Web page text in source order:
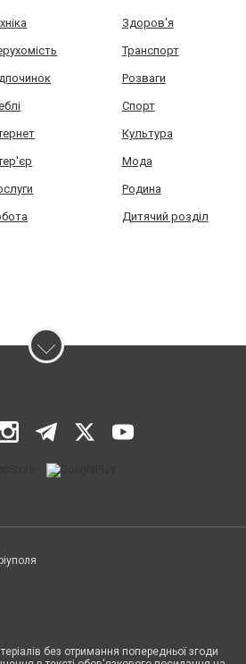
Здоров'я
Транспорт
Розваги
Спорт
Культура
Мода
Родина
Дитячий розділ
без отримання попередньої згоди